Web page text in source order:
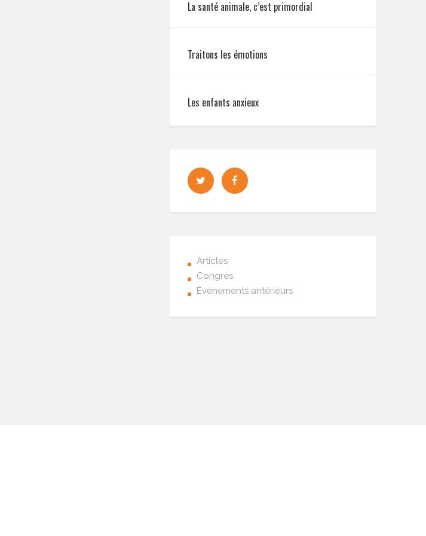
La santé animale, c’est primordial
Traitons les émotions
Les enfants anxieux
Articles
Congrès
Événements antérieurs